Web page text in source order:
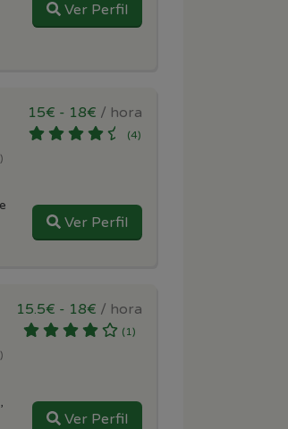
Ver Perfil
15€ - 18€ / hora
(4)
Ver Perfil
15.5€ - 18€ / hora
(1)
Ver Perfil